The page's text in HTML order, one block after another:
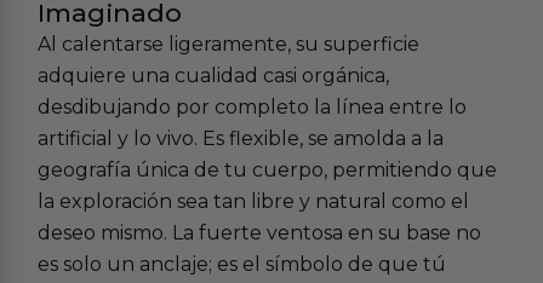
Imaginado
Al calentarse ligeramente, su superficie
adquiere una cualidad casi orgánica,
desdibujando por completo la línea entre lo
artificial y lo vivo. Es flexible, se amolda a la
geografía única de tu cuerpo, permitiendo que
la exploración sea tan libre y natural como el
deseo mismo. La fuerte ventosa en su base no
es solo un anclaje; es el símbolo de que tú